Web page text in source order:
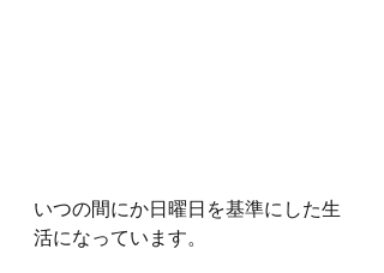
いつの間にか日曜日を基準にした生
活になっています。